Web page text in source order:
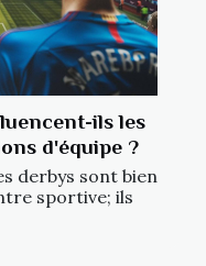
ils les
d'équipe ?
derbys sont bien
sportive; ils